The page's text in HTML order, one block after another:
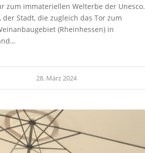
zum immateriellen Welterbe der Unesco.
der Stadt, die zugleich das Tor zum
(Rheinhessen) in
28. März 2024